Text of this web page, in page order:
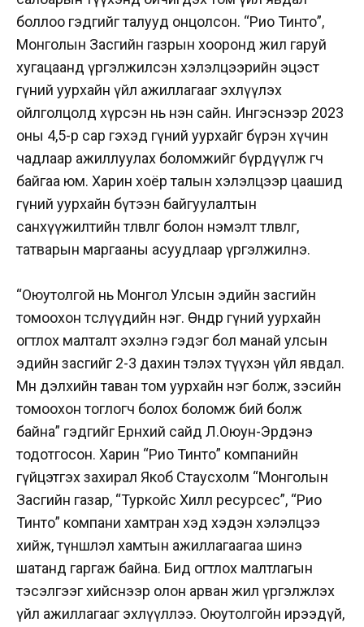
боллоо гэдгийг талууд онцолсон. “Рио Тинто”,
Монголын Засгийн газрын хооронд жил гаруй
хугацаанд үргэлжилсэн хэлэлцээрийн эцэст
гүний уурхайн үйл ажиллагааг эхлүүлэх
ойлголцолд хүрсэн нь нэн сайн. Ингэснээр 2023
оны 4,5-р сар гэхэд гүний уурхайг бүрэн хүчин
чадлаар ажиллуулах боломжийг бүрдүүлж өгч
байгаа юм. Харин хоёр талын хэлэлцээр цаашид
гүний уурхайн бүтээн байгуулалтын
санхүүжилтийн төлөвлөгөө болон нэмэлт төлөвлөгөө,
татварын маргааны асуудлаар үргэлжилнэ.
“Оюутолгой нь Монгол Улсын эдийн засгийн
томоохон төслүүдийн нэг. Өнөөдөр гүний уурхайн
огтлох малталт эхэлнэ гэдэг бол манай улсын
эдийн засгийг 2-3 дахин тэлэх түүхэн үйл явдал.
Мөн дэлхийн таван том уурхайн нэг болж, зэсийн
томоохон тоглогч болох боломж бий болж
байна” гэдгийг Ерөнхий сайд Л.Оюун-Эрдэнэ
тодотгосон. Харин “Рио Тинто” компанийн
гүйцэтгэх захирал Якоб Стаусхолм “Монголын
Засгийн газар, “Туркойс Хилл ресурсес”, “Рио
Тинто” компани хамтран хэд хэдэн хэлэлцээ
хийж, түншлэл хамтын ажиллагаагаа шинэ
шатанд гаргаж байна. Бид огтлох малтлагын
тэсэлгээг хийснээр олон арван жил үргэлжлэх
үйл ажиллагааг эхлүүллээ. Оюутолгойн ирээдүй,